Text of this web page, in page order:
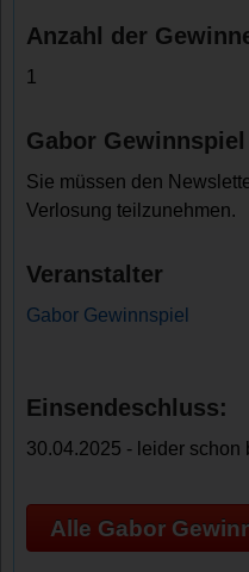
Anzahl der
1
Gabor
Sie müssen den
Verlosung teilzunehmen.
Veranstalter
Gabor Gewinnspiel
Einsendeschluss:
30.04.2025 - leider schon
Alle Gabor